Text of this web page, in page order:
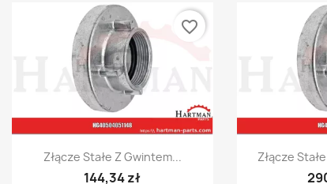
Szybki podgląd
Złącze Stałe Z Gwintem...
144,34 zł
favorite_border

Złącze